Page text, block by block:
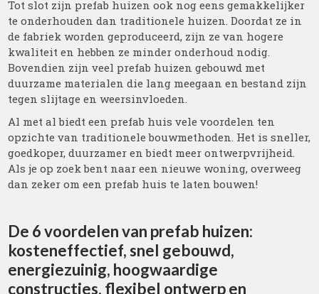
Tot slot zijn prefab huizen ook nog eens gemakkelijker
te onderhouden dan traditionele huizen. Doordat ze in
de fabriek worden geproduceerd, zijn ze van hogere
kwaliteit en hebben ze minder onderhoud nodig.
Bovendien zijn veel prefab huizen gebouwd met
duurzame materialen die lang meegaan en bestand zijn
tegen slijtage en weersinvloeden.
Al met al biedt een prefab huis vele voordelen ten
opzichte van traditionele bouwmethoden. Het is sneller,
goedkoper, duurzamer en biedt meer ontwerpvrijheid.
Als je op zoek bent naar een nieuwe woning, overweeg
dan zeker om een prefab huis te laten bouwen!
De 6 voordelen van prefab huizen:
kosteneffectief, snel gebouwd,
energiezuinig, hoogwaardige
constructies, flexibel ontwerp en